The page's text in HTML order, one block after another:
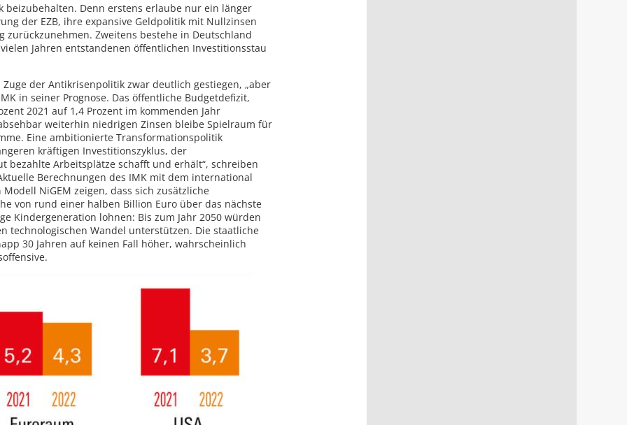
beizubehalten. Denn erstens erlaube nur ein länger
der EZB, ihre expansive Geldpolitik mit Nullzinsen
zurückzunehmen. Zweitens bestehe in Deutschland
Jahren entstandenen öffentlichen Investitionsstau
Zuge der Antikrisenpolitik zwar deutlich gestiegen, „aber
in seiner Prognose. Das öffentliche Budgetdefizit,
2021 auf 1,4 Prozent im kommenden Jahr
weiterhin niedrigen Zinsen bleibe Spielraum für
Eine ambitionierte Transformationspolitik
kräftigen Investitionszyklus, der
bezahlte Arbeitsplätze schafft und erhält“, schreiben
Berechnungen des IMK mit dem international
NiGEM zeigen, dass sich zusätzliche
von rund einer halben Billion Euro über das nächste
Kindergeneration lohnen: Bis zum Jahr 2050 würden
technologischen Wandel unterstützen. Die staatliche
30 Jahren auf keinen Fall höher, wahrscheinlich